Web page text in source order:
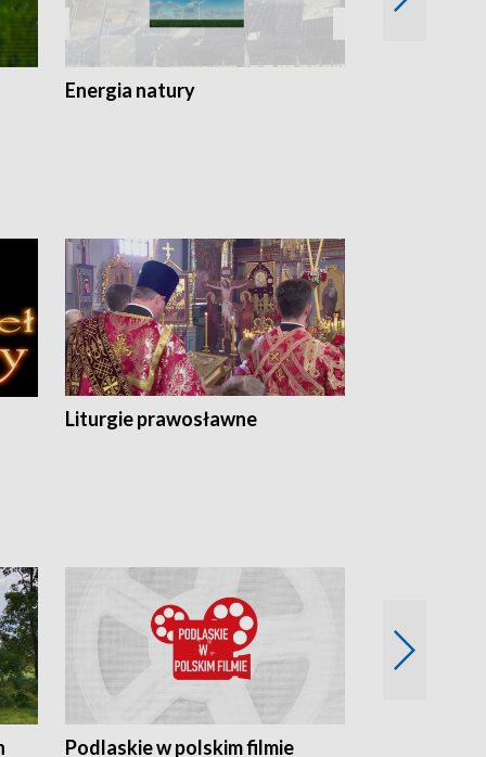
Energia natury
Liturgie prawosławne
Podlaskie w polskim filmie